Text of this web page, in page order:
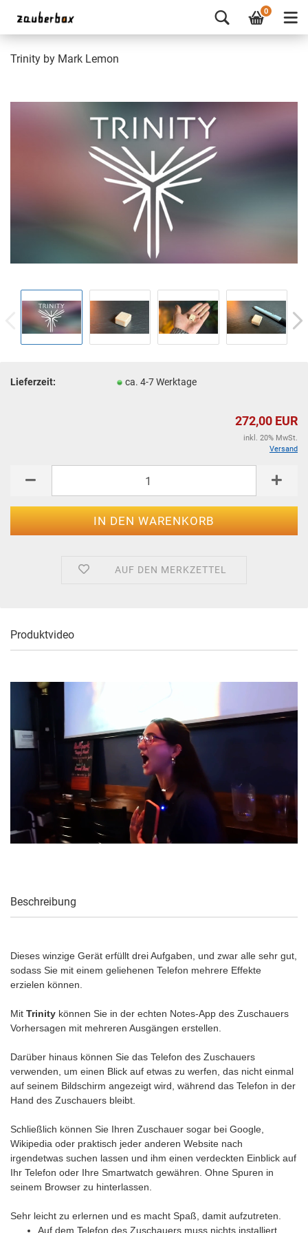
0
Trinity by Mark Lemon
Lieferzeit: ca. 4-7 Werktage
272,00 EUR
inkl. 20% MwSt.
Versand
AUF DEN MERKZETTEL
Produktvideo
Beschreibung
Dieses winzige Gerät erfüllt drei Aufgaben, und zwar alle sehr gut,
sodass Sie mit einem geliehenen Telefon mehrere Effekte
erzielen können.
Mit Trinity können Sie in der echten Notes-App des Zuschauers
Vorhersagen mit mehreren Ausgängen erstellen.
Darüber hinaus können Sie das Telefon des Zuschauers
verwenden, um einen Blick auf etwas zu werfen, das nicht einmal
auf seinem Bildschirm angezeigt wird, während das Telefon in der
Hand des Zuschauers bleibt.
Schließlich können Sie Ihren Zuschauer sogar bei Google,
Wikipedia oder praktisch jeder anderen Website nach
irgendetwas suchen lassen und ihm einen verdeckten Einblick auf
Ihr Telefon oder Ihre Smartwatch gewähren. Ohne Spuren in
seinem Browser zu hinterlassen.
Sehr leicht zu erlernen und es macht Spaß, damit aufzutreten.
Auf dem Telefon des Zuschauers muss nichts installiert